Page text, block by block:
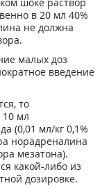
в 20 мл 40%
не должна
малых доз
введение
то
10 мл
(0,01 мл/кг 0,1%
норадреналина
мезатона).
какой-либо из
дозировке.